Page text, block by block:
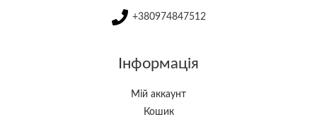
+380974847512
Інформація
Мій аккаунт
Кошик